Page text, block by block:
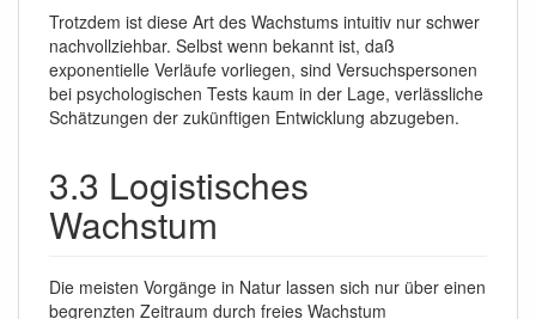
Trotzdem ist diese Art des Wachstums intuitiv nur schwer
nachvollziehbar. Selbst wenn bekannt ist, daß
exponentielle Verläufe vorliegen, sind Versuchspersonen
bei psychologischen Tests kaum in der Lage, verlässliche
Schätzungen der zukünftigen Entwicklung abzugeben.
3.3 Logistisches
Wachstum
Die meisten Vorgänge in Natur lassen sich nur über einen
begrenzten Zeitraum durch freies Wachstum